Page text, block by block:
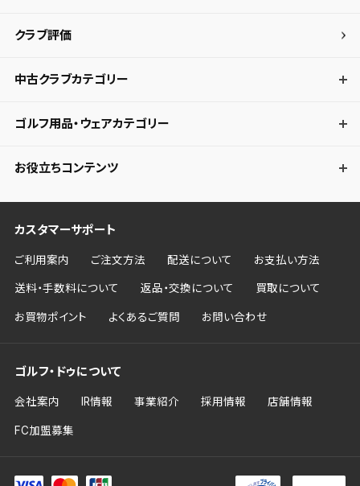
クラブ評価
中古クラブカテゴリー
ゴルフ用品・ウェアカテゴリー
お役立ちコンテンツ
カスタマーサポート
ご利用案内 ご注文方法 配送について お支払い方法
送料・手数料について 返品・交換について 買取について
お買物ポイント よくあるご質問 お問い合わせ
ゴルフ・ドゥについて
会社案内 IR情報 事業紹介 採用情報 店舗情報
FC加盟募集